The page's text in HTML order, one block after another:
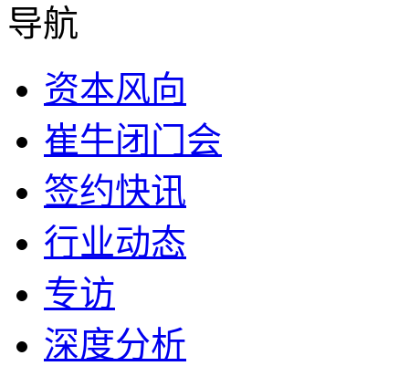
导航
资本风向
崔牛闭门会
签约快讯
行业动态
专访
深度分析